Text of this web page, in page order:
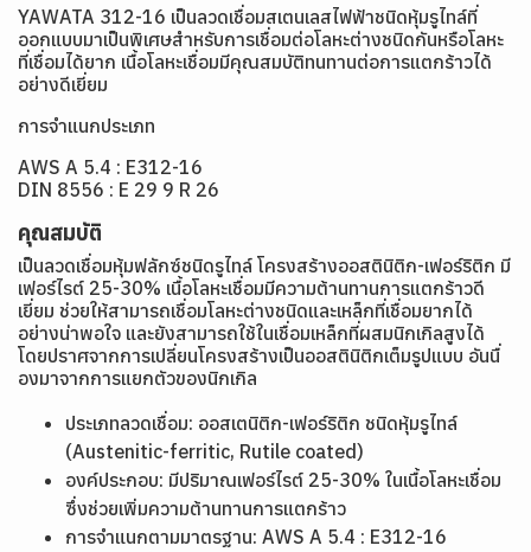
YAWATA 312-16 เป็นลวดเชื่อมสเตนเลสไฟฟ้าชนิดหุ้มรูไทล์ที่
ออกแบบมาเป็นพิเศษสำหรับการเชื่อมต่อโลหะต่างชนิดกันหรือโลหะ
ที่เชื่อมได้ยาก เนื้อโลหะเชื่อมมีคุณสมบัติทนทานต่อการแตกร้าวได้
อย่างดีเยี่ยม
การจำแนกประเภท
AWS A 5.4 : E312-16
DIN 8556 : E 29 9 R 26
คุณสมบัติ
เป็นลวดเชื่อมหุ้มฟลักซ์ชนิดรูไทล์ โครงสร้างออสตินิติก-เฟอร์ริติก มี
เฟอร์ไรต์ 25-30% เนื้อโลหะเชื่อมมีความต้านทานการแตกร้าวดี
เยี่ยม ช่วยให้สามารถเชื่อมโลหะต่างชนิดและเหล็กที่เชื่อมยากได้
อย่างน่าพอใจ และยังสามารถใช้ในเชื่อมเหล็กที่ผสมนิกเกิลสูงได้
โดยปราศจากการเปลี่ยนโครงสร้างเป็นออสตินิติกเต็มรูปแบบ อันนื่
องมาจากการแยกตัวของนิกเกิล
ประเภทลวดเชื่อม: ออสเตนิติก-เฟอร์ริติก ชนิดหุ้มรูไทล์
(Austenitic-ferritic, Rutile coated)
องค์ประกอบ: มีปริมาณเฟอร์ไรต์ 25-30% ในเนื้อโลหะเชื่อม
ซึ่งช่วยเพิ่มความต้านทานการแตกร้าว
การจำแนกตามมาตรฐาน: AWS A 5.4 : E312-16